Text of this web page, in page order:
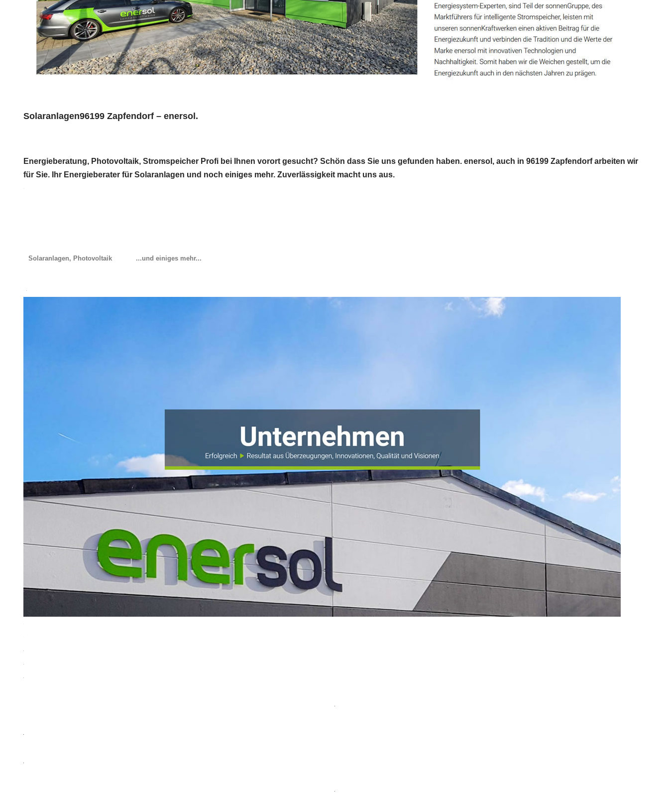
Solaranlagen96199 Zapfendorf – enersol.
Energieberatung, Photovoltaik, Stromspeicher Profi bei Ihnen vorort gesucht? Schön dass Sie uns gefunden haben. enersol, auch in 96199 Zapfendorf arbeiten wir
für Sie. Ihr Energieberater für Solaranlagen und noch einiges mehr. Zuverlässigkeit macht uns aus.
Solaranlagen, Photovoltaik ...und einiges mehr...